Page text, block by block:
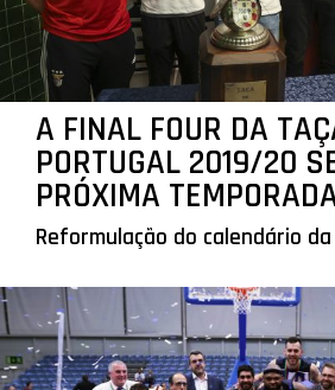
A FINAL FOUR DA
PORTUGAL 2019/20
PRÓXIMA
Reformulação do calendário